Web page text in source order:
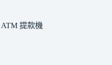
提款機